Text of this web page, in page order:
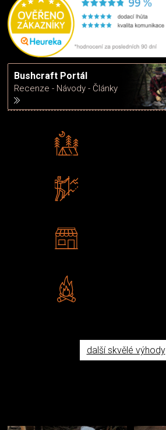
Bushcraft Portál
Recenze - Návody - Články
další skvělé výhody